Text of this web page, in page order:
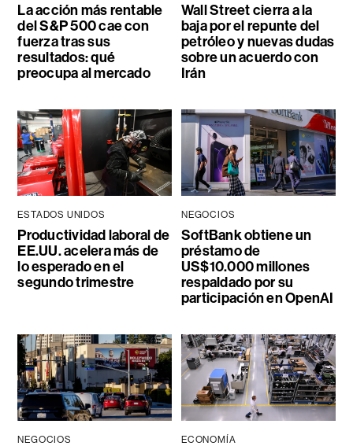
La acción más rentable
del S&P 500 cae con
fuerza tras sus
resultados: qué
preocupa al mercado
Wall Street cierra a la
baja por el repunte del
petróleo y nuevas dudas
sobre un acuerdo con
Irán
ESTADOS UNIDOS
Productividad laboral de
EE.UU. acelera más de
lo esperado en el
segundo trimestre
NEGOCIOS
SoftBank obtiene un
préstamo de
US$10.000 millones
respaldado por su
participación en OpenAI
NEGOCIOS ECONOMÍA